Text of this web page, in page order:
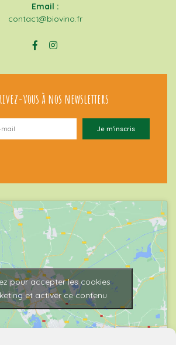
Email :
contact@biovino.fr
vous à nos newsletters
pour accepter les cookies
et activer ce contenu